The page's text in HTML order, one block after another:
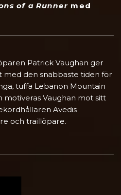
of a Runner med
Patrick Vaughan ger
med den snabbaste tiden för
tuffa Lebanon Mountain
motiveras Vaughan mot sitt
Avedis
och traillöpare.